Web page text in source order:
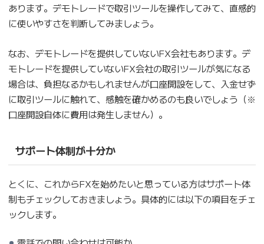
あります。デモトレードで取引ツールを操作してみて、直感的
に使いやすさを判断してみましょう。
なお、デモトレードを提供していないFX会社もあります。デ
モトレードを提供していないFX会社の取引ツールが気になる
場合は、負担なるかもしれませんが口座開設をして、入金せず
に取引ツールに触れて、感触を確かめるのも良いでしょう（※
口座開設自体に費用は発生しません）。
サポート体制が十分か
とくに、これからFXを始めたいと思っている方はサポート体
制もチェックしておきましょう。具体的には以下の項目をチェ
ックします。